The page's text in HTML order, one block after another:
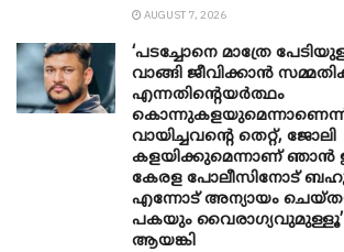
AUGUST 7, 2026
‘പടച്ചോനെ മാത്രേ
വാങ്ങി ജീവിക്കാൻ
എന്നതിന്റെയർത്ഥം
കൊന്നുകളയുമെന്നാണെന്ന്
വായിച്ചവന്റെ തെറ്റ്, ജോലി
കളയിക്കുമെന്നാണ് ഞാൻ
കേരള പോലീസിനോട്
എന്നോട് അന്യായം
പകയും
ആയങ്കി